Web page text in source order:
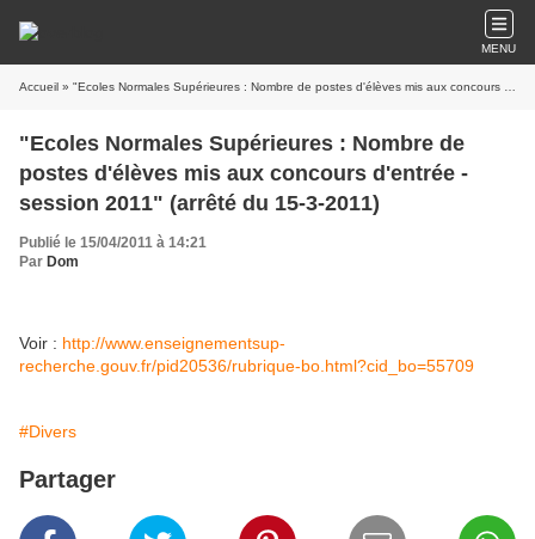
MENU
Accueil » "Ecoles Normales Supérieures : Nombre de postes d'élèves mis aux concours d'entrée - session 2011" (arrêté du 15-3-2011)
"Ecoles Normales Supérieures : Nombre de
postes d'élèves mis aux concours d'entrée -
session 2011" (arrêté du 15-3-2011)
Publié le 15/04/2011 à 14:21
Par Dom
Voir : http://www.enseignementsup-
recherche.gouv.fr/pid20536/rubrique-bo.html?cid_bo=55709
#Divers
Partager